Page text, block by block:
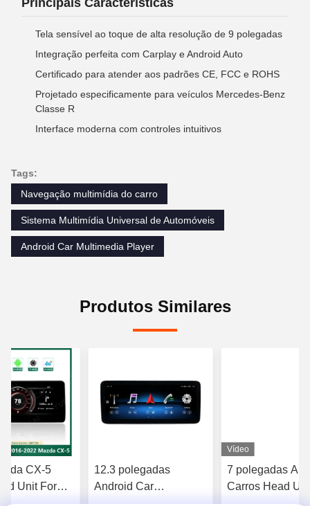
Principais Características
Tela sensível ao toque de alta resolução de 9 polegadas
Integração perfeita com Carplay e Android Auto
Certificado para atender aos padrões CE, FCC e ROHS
Projetado especificamente para veículos Mercedes-Benz
Classe R
Interface moderna com controles intuitivos
Tags:
Navegação multimídia do carro
Sistema Multimídia Universal de Automóveis
Android Car Multimedia Player
Produtos Similares
CX-5
Unit For
12.3 polegadas
Android Car
Multimedia Player para
Vídeo
7 polegadas
Carros Head
* 720 Para